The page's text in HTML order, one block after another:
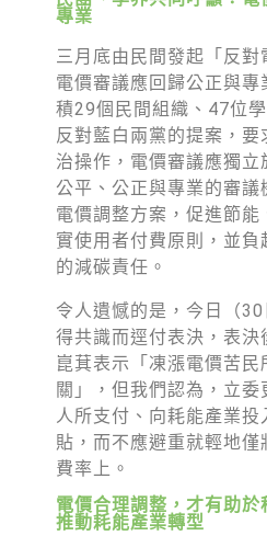
投書及專欄
工作側記
出版及義賣品
參與綠盟
捐款支持
徵才資訊
活動行事曆
活動紀錄
教育推廣申請
加入志工
專業
三月底由民間發起「反對
電價審議應回歸公正與專
積29個民間組織、47位
反對藍白兩黨的提案，
治操作，電價審議應獨
公平、公正與專業的審議
電價調整方案，促進節
實使用者付費原則，並負
的減碳責任。
令人遺憾的是，今日（
得共識而逕付表決，表
崑萁表示「凍漲電價苦
關」，但我們認為，立
人所支付、向耗能產業
貼，而不應避重就輕地
費率上。
電價合理調整，才有助於
推動耗能產業轉型